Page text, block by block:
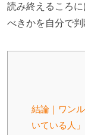
読み終えるころ
べきかを自分で判
結論｜ワン
いている人